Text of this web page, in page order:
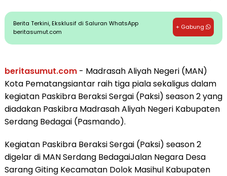
Berita Terkini, Eksklusif di Saluran WhatsApp
beritasumut.com
+ Gabung
beritasumut.com- Madrasah Aliyah Negeri (MAN)
Kota Pematangsiantar raih tiga piala sekaligus dalam
kegiatan Paskibra Beraksi Sergai (Paksi) season 2 yang
diadakan Paskibra Madrasah Aliyah Negeri Kabupaten
Serdang Bedagai (Pasmando).
Kegiatan Paskibra Beraksi Sergai (Paksi) season 2
digelar di MAN Serdang BedagaiJalan Negara Desa
Sarang Giting Kecamatan Dolok Masihul Kabupaten